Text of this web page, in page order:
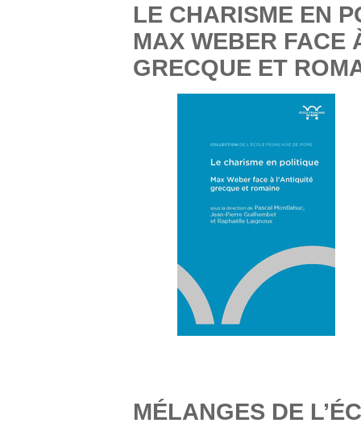
LE CHARISME EN
MAX WEBER FACE
GRECQUE ET
MÉLANGES DE